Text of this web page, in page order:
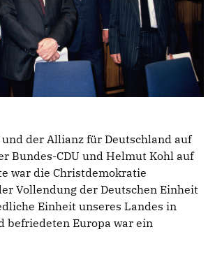
und der Allianz für Deutschland auf
Bundes-CDU und Helmut Kohl auf
war die Christdemokratie
Vollendung der Deutschen Einheit
Einheit unseres Landes in
befriedeten Europa war ein